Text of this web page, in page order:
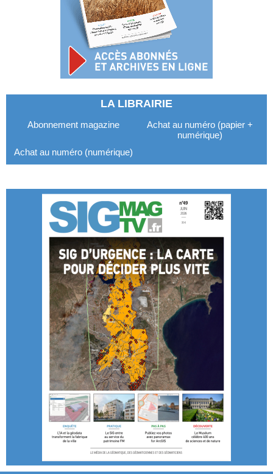
LA LIBRAIRIE
Abonnement magazine
Achat au numéro (papier +
numérique)
Achat au numéro (numérique)